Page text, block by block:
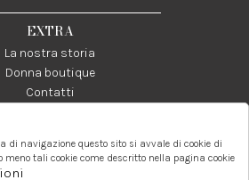
EXTRA
La nostra storia
Donna boutique
Contatti
Whatsapp:
3338855601
Contatti:
info@donna1981.it
di navigazione questo sito si avvale di cookie di
meno tali cookie come descritto nella pagina cookie